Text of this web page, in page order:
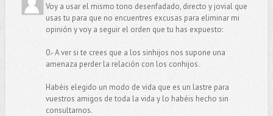
Voy a usar el mismo tono desenfadado, directo y jovial que
usas tu para que no encuentres excusas para eliminar mi
opinión y voy a seguir el orden que tu has expuesto:
0.- A ver si te crees que a los sinhijos nos supone una
amenaza perder la relación con los conhijos.
Habéis elegido un modo de vida que es un lastre para
vuestros amigos de toda la vida y lo habéis hecho sin
consultarnos.